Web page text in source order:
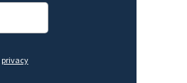
privacy